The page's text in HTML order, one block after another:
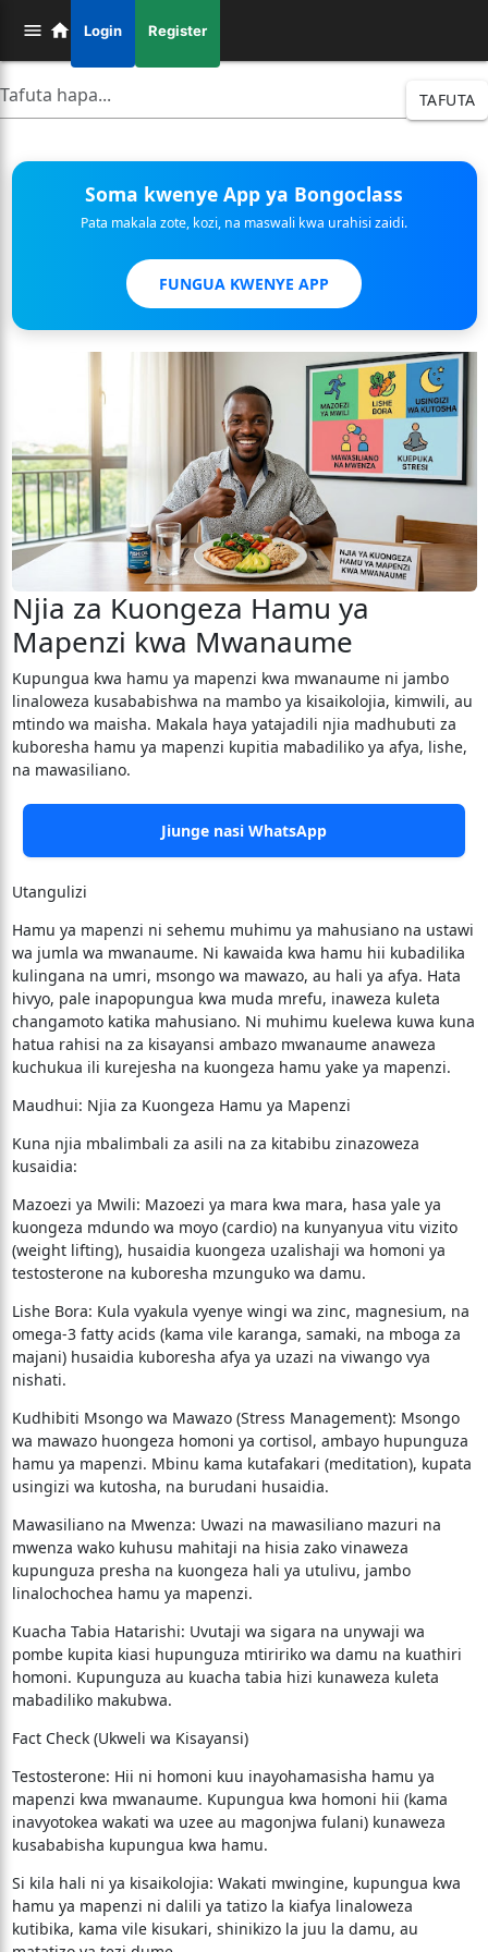
Login Register
TAFUTA
Soma kwenye App ya Bongoclass
Pata makala zote, kozi, na maswali kwa urahisi zaidi.
FUNGUA KWENYE APP
Njia za Kuongeza Hamu ya
Mapenzi kwa Mwanaume
​Kupungua kwa hamu ya mapenzi kwa mwanaume ni jambo
linaloweza kusababishwa na mambo ya kisaikolojia, kimwili, au
mtindo wa maisha. Makala haya yatajadili njia madhubuti za
kuboresha hamu ya mapenzi kupitia mabadiliko ya afya, lishe,
na mawasiliano.
Jiunge nasi WhatsApp
Utangulizi
​Hamu ya mapenzi ni sehemu muhimu ya mahusiano na ustawi
wa jumla wa mwanaume. Ni kawaida kwa hamu hii kubadilika
kulingana na umri, msongo wa mawazo, au hali ya afya. Hata
hivyo, pale inapopungua kwa muda mrefu, inaweza kuleta
changamoto katika mahusiano. Ni muhimu kuelewa kuwa kuna
hatua rahisi na za kisayansi ambazo mwanaume anaweza
kuchukua ili kurejesha na kuongeza hamu yake ya mapenzi.
​Maudhui: Njia za Kuongeza Hamu ya Mapenzi
​Kuna njia mbalimbali za asili na za kitabibu zinazoweza
kusaidia:
​Mazoezi ya Mwili: Mazoezi ya mara kwa mara, hasa yale ya
kuongeza mdundo wa moyo (cardio) na kunyanyua vitu vizito
(weight lifting), husaidia kuongeza uzalishaji wa homoni ya
testosterone na kuboresha mzunguko wa damu.
​Lishe Bora: Kula vyakula vyenye wingi wa zinc, magnesium, na
omega-3 fatty acids (kama vile karanga, samaki, na mboga za
majani) husaidia kuboresha afya ya uzazi na viwango vya
nishati.
​Kudhibiti Msongo wa Mawazo (Stress Management): Msongo
wa mawazo huongeza homoni ya cortisol, ambayo hupunguza
hamu ya mapenzi. Mbinu kama kutafakari (meditation), kupata
usingizi wa kutosha, na burudani husaidia.
​Mawasiliano na Mwenza: Uwazi na mawasiliano mazuri na
mwenza wako kuhusu mahitaji na hisia zako vinaweza
kupunguza presha na kuongeza hali ya utulivu, jambo
linalochochea hamu ya mapenzi.
​Kuacha Tabia Hatarishi: Uvutaji wa sigara na unywaji wa
pombe kupita kiasi hupunguza mtiririko wa damu na kuathiri
homoni. Kupunguza au kuacha tabia hizi kunaweza kuleta
mabadiliko makubwa.
​Fact Check (Ukweli wa Kisayansi)
​Testosterone: Hii ni homoni kuu inayohamasisha hamu ya
mapenzi kwa mwanaume. Kupungua kwa homoni hii (kama
inavyotokea wakati wa uzee au magonjwa fulani) kunaweza
kusababisha kupungua kwa hamu.
​Si kila hali ni ya kisaikolojia: Wakati mwingine, kupungua kwa
hamu ya mapenzi ni dalili ya tatizo la kiafya linaloweza
kutibika, kama vile kisukari, shinikizo la juu la damu, au